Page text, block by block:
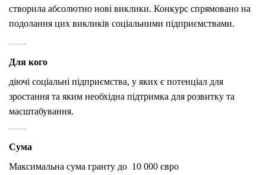
створила абсолютно нові виклики. Конкурс спрямовано на
подолання цих викликів соціальними підприємствами.
Для кого
діючі соціальні підприємства, у яких є потенціал для
зростання та яким необхідна підтримка для розвитку та
масштабування.
Сума
Максимальна сума гранту до 10 000 євро